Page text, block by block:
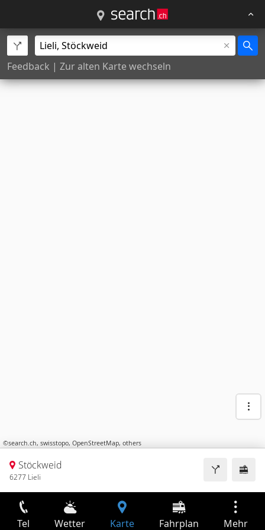
Feedback | Zur alten Karte wechseln
©search.ch, swisstopo, OpenStreetMap, others
Stöckweid
6277 Lieli
Tel Wetter Karte Fahrplan Mehr